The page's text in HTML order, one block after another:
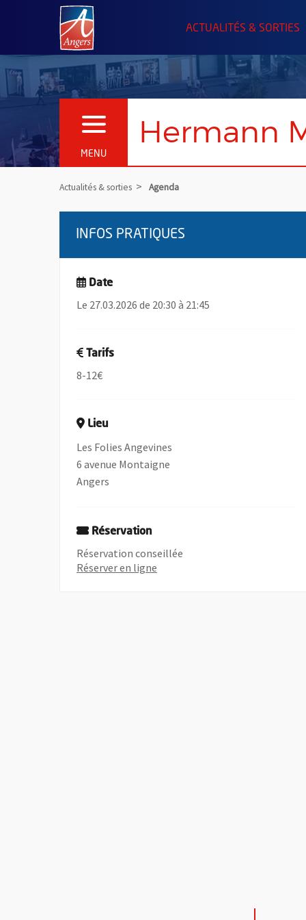
Angers.fr : Retour à l'accueil
ACTUALITÉS & SORTIES
MENU
OUVRIR LE MENU Hermann
Actualités & sorties Agenda
INFOS PRATIQUES
Date
Le 27.03.2026 de 20:30 à 21:45
Tarifs
8-12€
Lieu
Les Folies Angevines
6 avenue Montaigne
Angers
Réservation
Réservation conseillée
Réserver en ligne